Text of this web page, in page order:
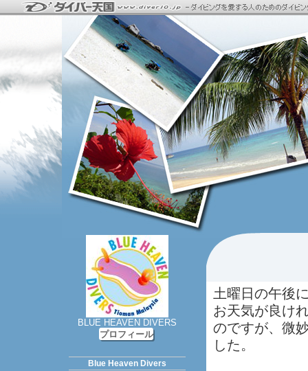
土曜日の午後
お天気が良け
のですが、微
した。
BLUE HEAVEN DIVERS
プロフィール
Blue Heaven Divers